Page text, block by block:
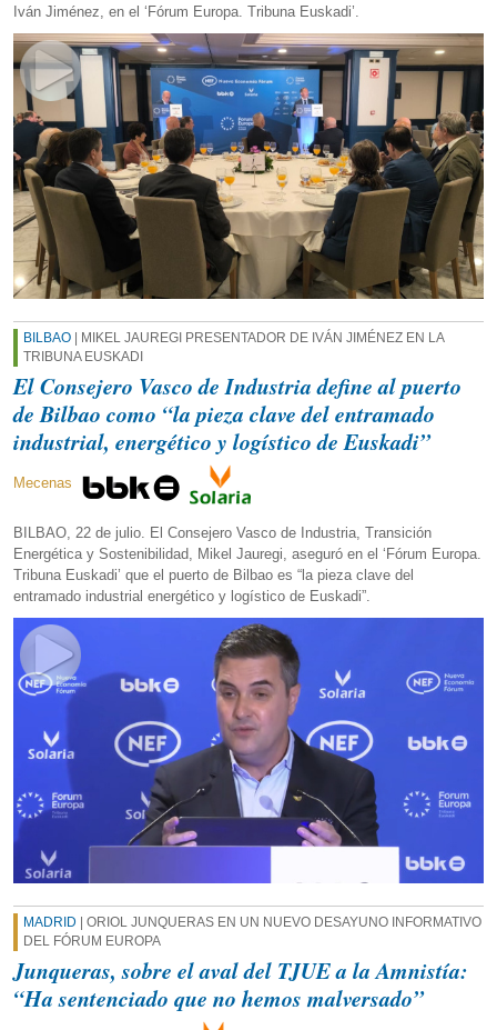
Iván Jiménez, en el ‘Fórum Europa. Tribuna Euskadi’.
BILBAO | MIKEL JAUREGI PRESENTADOR DE IVÁN JIMÉNEZ EN LA
TRIBUNA EUSKADI
El Consejero Vasco de Industria define al puerto
de Bilbao como “la pieza clave del entramado
industrial, energético y logístico de Euskadi”
Mecenas
BILBAO, 22 de julio. El Consejero Vasco de Industria, Transición
Energética y Sostenibilidad, Mikel Jauregi, aseguró en el ‘Fórum Europa.
Tribuna Euskadi’ que el puerto de Bilbao es “la pieza clave del
entramado industrial energético y logístico de Euskadi”.
MADRID | ORIOL JUNQUERAS EN UN NUEVO DESAYUNO INFORMATIVO
DEL FÓRUM EUROPA
Junqueras, sobre el aval del TJUE a la Amnistía:
“Ha sentenciado que no hemos malversado”